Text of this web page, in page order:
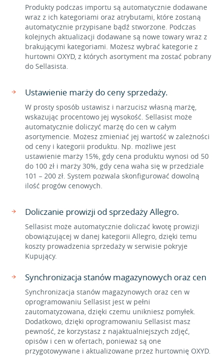
Produkty podczas importu są automatycznie dodawane
wraz z ich kategoriami oraz atrybutami, które zostaną
automatycznie przypisane bądź stworzone. Podczas
kolejnych aktualizacji dodawane są nowe towary wraz z
brakującymi kategoriami. Możesz wybrać kategorie z
hurtowni OXYD, z których asortyment ma zostać pobrany
do Sellasista.
Ustawienie marży do ceny sprzedaży.
W prosty sposób ustawisz i narzucisz własną marżę,
wskazując procentowo jej wysokość. Sellasist może
automatycznie doliczyć marżę do cen w całym
asortymencie. Możesz zmieniać jej wartość w zależności
od ceny i kategorii produktu. Np. możliwe jest
ustawienie marży 15%, gdy cena produktu wynosi od 50
do 100 zł i marży 30%, gdy cena waha się w przedziale
101 – 200 zł. System pozwala skonfigurować dowolną
ilość progów cenowych.
Doliczanie prowizji od sprzedaży Allegro.
Sellasist może automatycznie doliczać kwotę prowizji
obowiązującej w danej kategorii Allegro, dzięki temu
koszty prowadzenia sprzedaży w serwisie pokryje
Kupujący.
Synchronizacja stanów magazynowych oraz cen
Synchronizacja stanów magazynowych oraz cen w
oprogramowaniu Sellasist jest w pełni
zautomatyzowana, dzięki czemu unikniesz pomyłek.
Dodatkowo, dzięki oprogramowaniu Sellasist masz
pewność, że korzystasz z najaktualniejszych zdjęć,
opisów i cen w ofertach, ponieważ są one
przygotowywane i aktualizowane przez hurtownię OXYD.